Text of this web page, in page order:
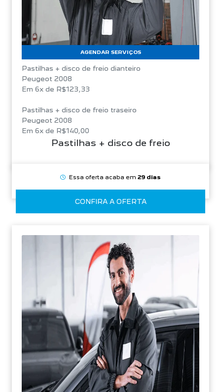
Pastilhas + disco de freio
AGENDAR SERVIÇOS
Pastilhas + disco de freio dianteiro
Peugeot 2008
Em 6x de R$123,33
Pastilhas + disco de freio traseiro
Peugeot 2008
Em 6x de R$140,00
Essa oferta acaba em 29 dias
CONFIRA A OFERTA